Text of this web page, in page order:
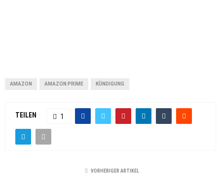
AMAZON AMAZON PRIME KÜNDIGUNG
TEILEN 1
VORHERIGER ARTIKEL